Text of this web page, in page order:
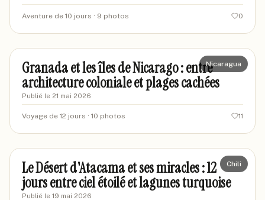
Aventure de 10 jours · 9 photos 0
marcvoyageur42
Nicaragua
Granada et les îles de Nicarago : entre
architecture coloniale et plages cachées
Publié le 21 mai 2026
Voyage de 12 jours · 10 photos 11
marineexplore
Chili
Le Désert d'Atacama et ses miracles : 12
jours entre ciel étoilé et lagunes turquoise
Publié le 19 mai 2026